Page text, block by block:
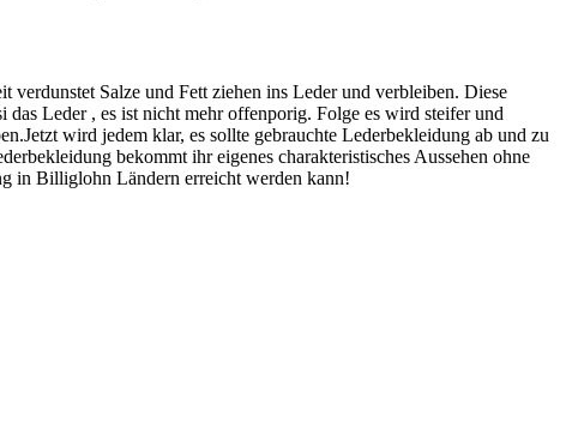
Salze und Fett ziehen ins Leder und verbleiben. Diese
Leder , es ist nicht mehr offenporig. Folge es wird steifer und
wird jedem klar, es sollte gebrauchte Lederbekleidung ab und zu
bekommt ihr eigenes charakteristisches Aussehen ohne
in Billiglohn Ländern erreicht werden kann!